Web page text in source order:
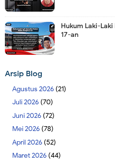
Hukum Laki-
17-an
Arsip Blog
Agustus 2026 (21)
Juli 2026 (70)
Juni 2026 (72)
Mei 2026 (78)
April 2026 (52)
Maret 2026 (44)